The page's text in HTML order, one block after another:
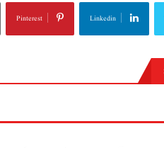
Linkedin
Pinterest